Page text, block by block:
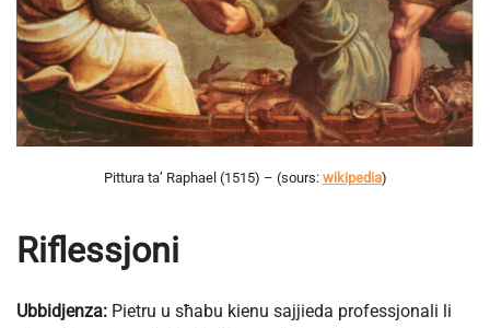
Pittura ta’ Raphael (1515) – (sours: wikipedia)
Riflessjoni
Ubbidjenza: Pietru u sħabu kienu sajjieda professjonali li